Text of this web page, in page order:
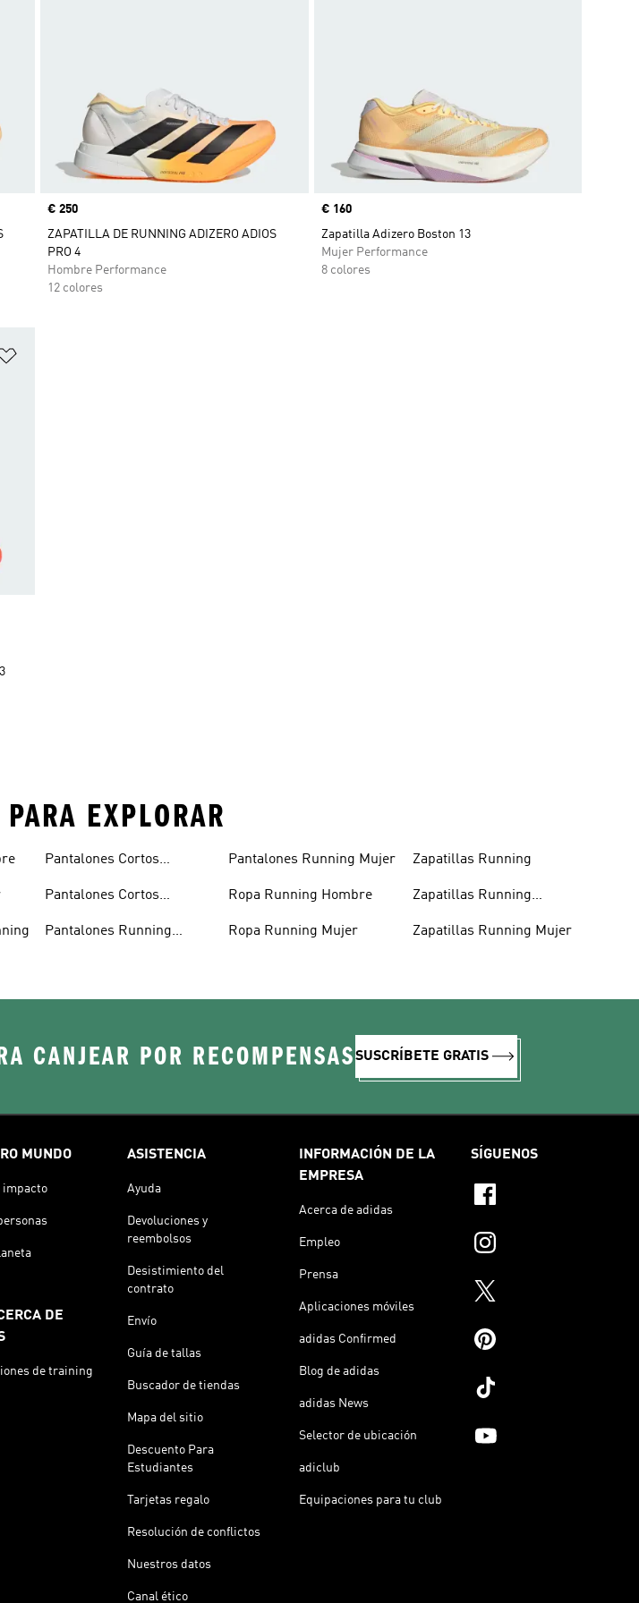
Precio
€ 250
ZAPATILLA DE RUNNING ADIZERO ADIOS
PRO 4
Hombre Performance
12 colores
Precio
€ 160
Zapatilla Adizero Boston 13
Mujer Performance
8 colores
EXPLORAR
Pantalones Cortos
Pantalones Cortos
Pantalones Running
Pantalones Running Mujer
Ropa Running Hombre
Ropa Running Mujer
Zapatillas Running
Zapatillas Running
Zapatillas Running Mujer
CANJEAR POR RECOMPENSASSUSCRÍBETE GRATIS
MUNDO
impacto
DE
de training
ASISTENCIA
Ayuda
Devoluciones y
reembolsos
Desistimiento del
contrato
Envío
Guía de tallas
Buscador de tiendas
Mapa del sitio
Descuento Para
Estudiantes
Tarjetas regalo
Resolución de conflictos
Nuestros datos
Canal ético
INFORMACIÓN DE LA
EMPRESA
Acerca de adidas
Empleo
Prensa
Aplicaciones móviles
adidas Confirmed
Blog de adidas
adidas News
Selector de ubicación
adiclub
Equipaciones para tu club
SÍGUENOS